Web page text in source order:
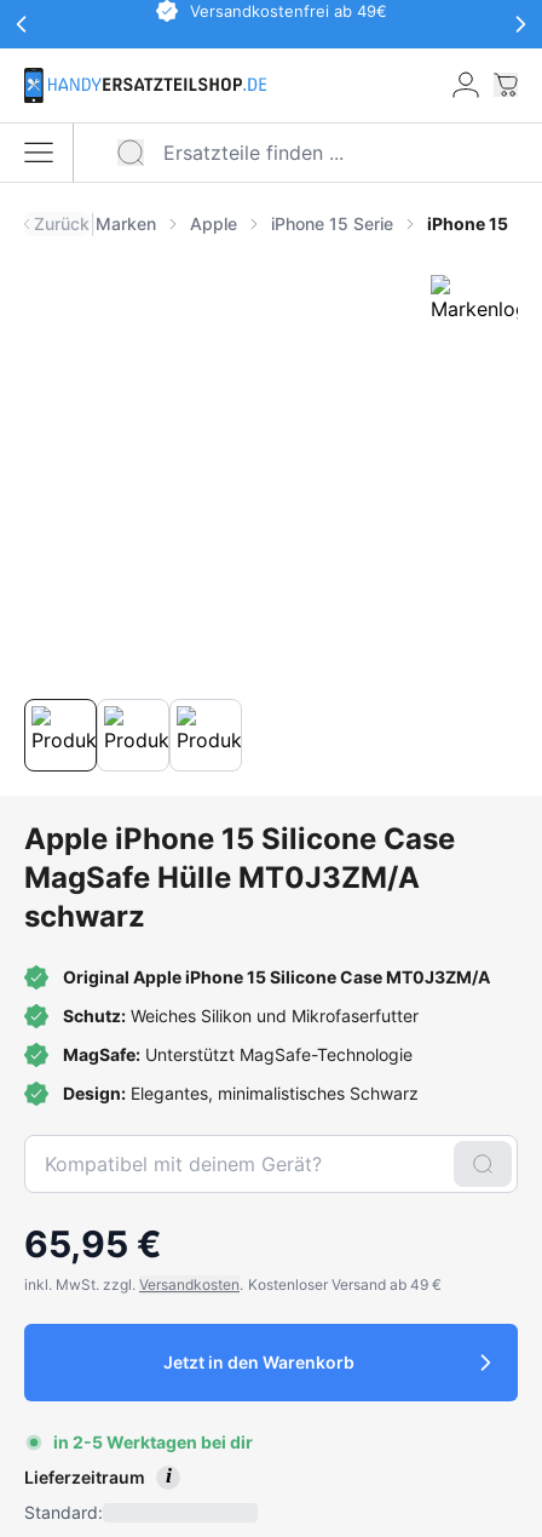
Zum Hauptinhalt springen
Werbeaktionen KopfzeileVersandkostenfrei ab 49€
Menü öffnen
Zurück Marken Apple iPhone 15 Serie iPhone 15
Apple iPhone 15 Silicone Case
MagSafe Hülle MT0J3ZM/A
schwarz
Original Apple iPhone 15 Silicone Case MT0J3ZM/A
Schutz: Weiches Silikon und Mikrofaserfutter
MagSafe: Unterstützt MagSafe-Technologie
Design: Elegantes, minimalistisches Schwarz
65,95 €
inkl. MwSt. zzgl. Versandkosten. Kostenloser Versand ab 49 €
Jetzt in den Warenkorb
in 2-5 Werktagen bei dir
Lieferzeitraum
i
Standard: